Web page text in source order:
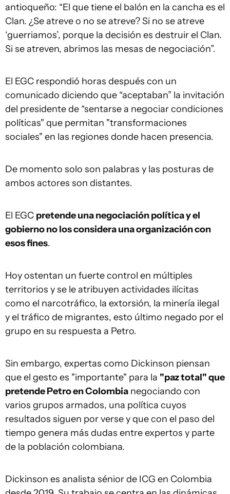
antioqueño: “El que tiene el balón en la cancha es el
Clan. ¿Se atreve o no se atreve? Si no se atreve
‘guerriamos’, porque la decisión es destruir el Clan.
Si se atreven, abrimos las mesas de negociación”.
El EGC respondió horas después con un
comunicado diciendo que “aceptaban” la invitación
del presidente de “sentarse a negociar condiciones
políticas" que permitan "transformaciones
sociales" en las regiones donde hacen presencia.
De momento solo son palabras y las posturas de
ambos actores son distantes.
El EGC pretende una negociación política y el
gobierno no los considera una organización con
esos fines.
Hoy ostentan un fuerte control en múltiples
territorios y se le atribuyen actividades ilícitas
como el narcotráfico, la extorsión, la minería ilegal
y el tráfico de migrantes, esto último negado por el
grupo en su respuesta a Petro.
Sin embargo, expertas como Dickinson piensan
que el gesto es "importante" para la "paz total" que
pretende Petro en Colombia negociando con
varios grupos armados, una política cuyos
resultados siguen por verse y que con el paso del
tiempo genera más dudas entre expertos y parte
de la población colombiana.
Dickinson es analista sénior de ICG en Colombia